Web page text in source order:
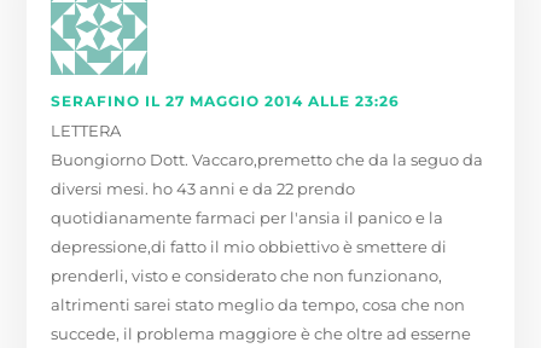
SERAFINO IL 27 MAGGIO 2014 ALLE 23:26
LETTERA
Buongiorno Dott. Vaccaro,premetto che da la seguo da
diversi mesi. ho 43 anni e da 22 prendo
quotidianamente farmaci per l'ansia il panico e la
depressione,di fatto il mio obbiettivo è smettere di
prenderli, visto e considerato che non funzionano,
altrimenti sarei stato meglio da tempo, cosa che non
succede, il problema maggiore è che oltre ad esserne